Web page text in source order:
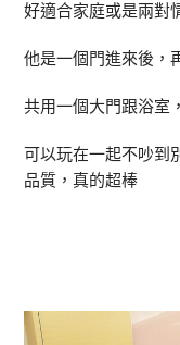
好適合家庭或是兩對
他是一個門進來後，
共用一個大門跟浴室
可以玩在一起不吵到
品質，真的超棒